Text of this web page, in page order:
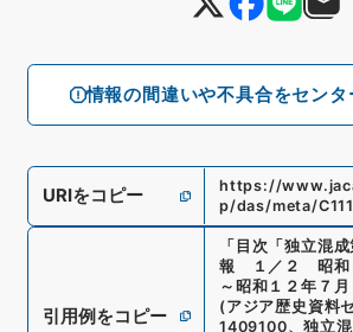
情報の間違いや不具合をセンタ
URIをコピー
https://
p/das/meta/
引用例をコピー
「 目次「独立混
報 １／２ 昭和
～昭和１２年７月
(アジア歴史資料
1409100、独立